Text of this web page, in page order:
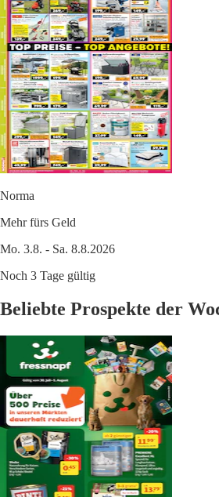
Norma
Mehr fürs Geld
Mo. 3.8. - Sa. 8.8.2026
Noch 3 Tage gültig
Beliebte Prospekte der